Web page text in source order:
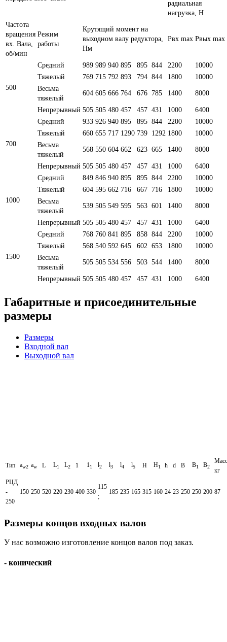
радиальная
нагрузка, Н
Частота
вращения
вх. Вала,
об/мин
Режим
работы
Крутящий момент на
выходном валу редуктора,
Нм
Рвх max Рвых max
500
Средний 989 989 940 895 895 844 2200
10000
Тяжелый
769 715 792 893 794 844 1800
10000
Весьма
тяжелый
604 605 666 764 676 785 1400 8000
Непрерывный 505 505 480 457 457 431 1000 6400
700
Средний 933 926 940 895 895 844 2200
10000
Тяжелый
660 655 717 1290 739 1292 1800
10000
Весьма
тяжелый
568 550 604 662 623 665 1400 8000
Непрерывный 505 505 480 457 457 431 1000 6400
1000
Средний 849 846 940 895 895 844 2200
10000
Тяжелый
604 595 662 716 667 716 1800
10000
Весьма
тяжелый
539 505 549 595 563 601 1400 8000
Непрерывный 505 505 480 457 457 431 1000 6400
1500
Средний 768 760 841 895 858 844 2200
10000
Тяжелый
568 540 592 645 602 653 1800
10000
Весьма
тяжелый
505 505 534 556 503 544 1400 8000
Непрерывный 505 505 480 457 457 431 1000 6400
Габаритные и присоединительные
размеры
Размеры
Входной вал
Выходной вал
Тип аw2 aw L L1 L2 1 11 l2 l3 l4 l5 Н H1 h d B B1 B2
кг
РЦД
-
250
150 250 520 220 230 400 330
115
;
185 235 165 315 160 24 23 250 250 200 87
Размеры концов входных валов
У нас возможно изготовление концов валов под заказ.
- конический